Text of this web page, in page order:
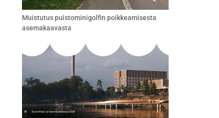
Muistutus puistominigolfin poikkeamisesta
asemakaavasta